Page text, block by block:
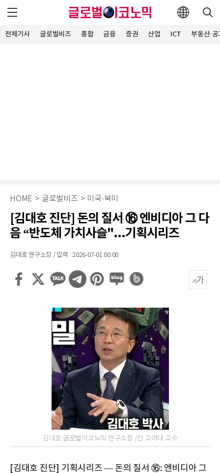
전체기사 글로벌비즈 종합 금융 증권 산업 ICT 부동산·
HOME > 글로벌비즈 > 미국·북미
[김대호 진단] 돈의 질서 ⑯ 엔비디아 그 다
음 “반도체 가치사슬"...기획시리즈
김대호 연구소장 / 입력 : 2026-07-01 00:00
김대호 글로벌이코노믹 연구소장 /전 고려대 교수
[김대호 진단] 기획시리즈 — 돈의 질서 ⑯: 엔비디아 그